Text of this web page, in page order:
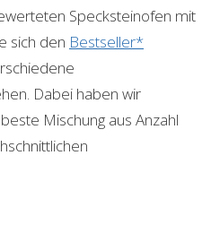
Specksteinofen mit
sich den Bestseller*
Dabei haben wir
Mischung aus Anzahl